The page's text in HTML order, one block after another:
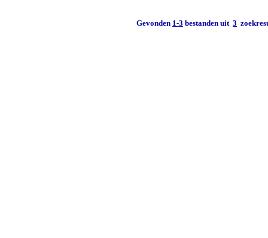
Gevonden 1-3 bestanden uit 3